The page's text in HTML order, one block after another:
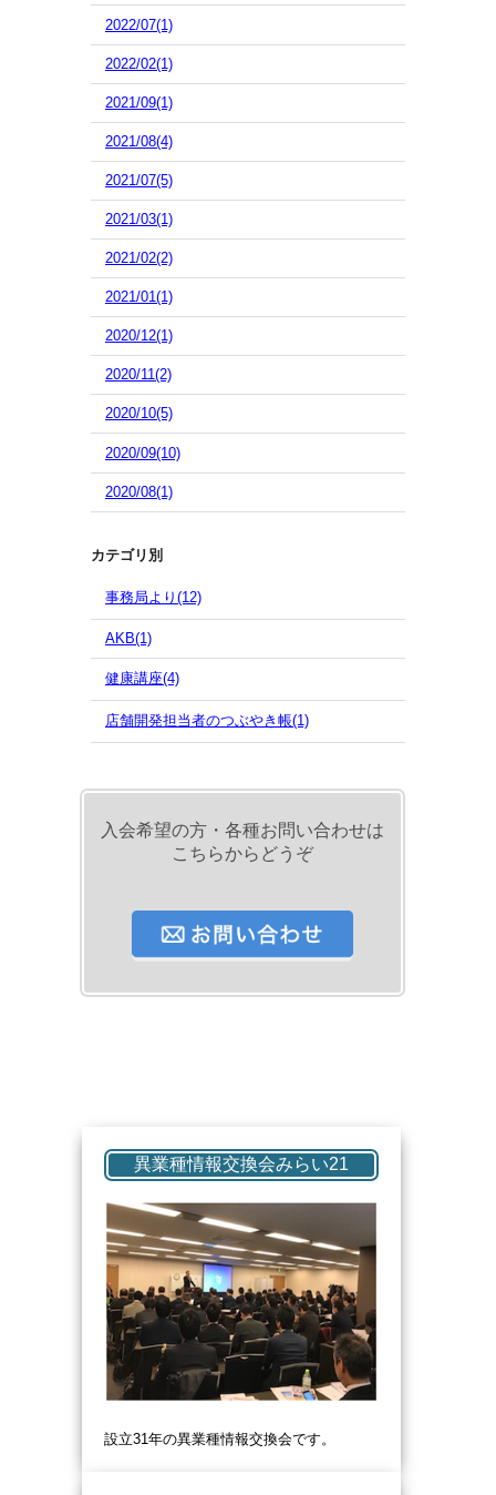
2022/07(1)
2022/02(1)
2021/09(1)
2021/08(4)
2021/07(5)
2021/03(1)
2021/02(2)
2021/01(1)
2020/12(1)
2020/11(2)
2020/10(5)
2020/09(10)
2020/08(1)
カテゴリ別
事務局より(12)
AKB(1)
健康講座(4)
店舗開発担当者のつぶやき帳(1)
入会希望の方・各種お問い合わせは
こちらからどうぞ
異業種情報交換会みらい21
設立31年の異業種情報交換会です。